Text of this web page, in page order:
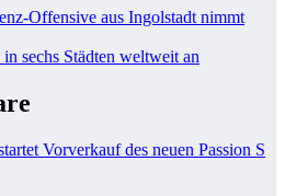
Offensive aus Ingolstadt nimmt
in sechs Städten weltweit an
Vorverkauf des neuen Passion S